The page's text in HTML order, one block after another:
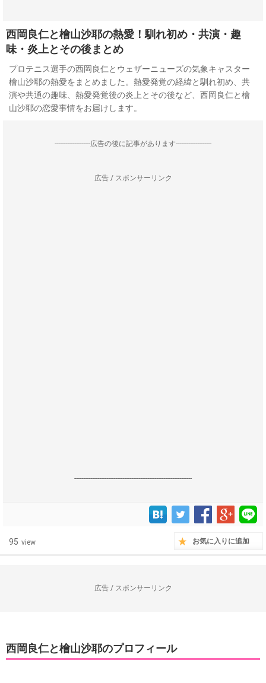
西岡良仁と檜山沙耶の熱愛！馴れ初め・共演・趣
味・炎上とその後まとめ
プロテニス選手の西岡良仁とウェザーニューズの気象キャスター
檜山沙耶の熱愛をまとめました。熱愛発覚の経緯と馴れ初め、共
演や共通の趣味、熱愛発覚後の炎上とその後など、西岡良仁と檜
山沙耶の恋愛事情をお届けします。
--------------------広告の後に記事があります--------------------
広告 / スポンサーリンク
------------------------------------------------------------------
95 view お気に入りに追加
広告 / スポンサーリンク
西岡良仁と檜山沙耶のプロフィール